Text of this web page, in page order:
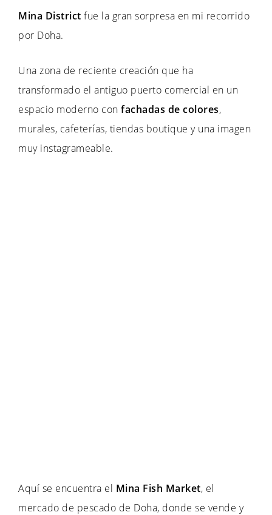
Mina District fue la gran sorpresa en mi recorrido
por Doha.
Una zona de reciente creación que ha
transformado el antiguo puerto comercial en un
espacio moderno con fachadas de colores,
murales, cafeterías, tiendas boutique y una imagen
muy instagrameable.
Aquí se encuentra el Mina Fish Market, el
mercado de pescado de Doha, donde se vende y